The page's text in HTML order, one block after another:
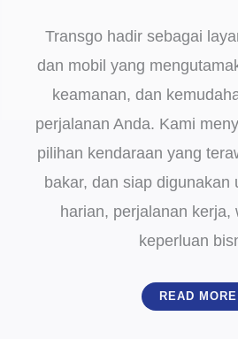
Transgo hadir sebagai
dan mobil yang
keamanan, dan
perjalanan Anda. Kami
pilihan kendaraan yang
bakar, dan siap digunakan
harian, perjalanan kerja,
keperluan
READ MORE